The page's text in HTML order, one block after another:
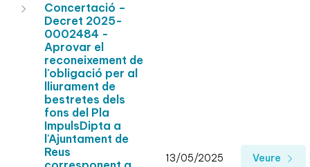
Concertació –
Decret 2025-
0002484 -
Aprovar el
reconeixement de
l'obligació per al
lliurament de
bestretes dels
fons del Pla
ImpulsDipta a
l'Ajuntament de
Reus
13/05/2025 Veure